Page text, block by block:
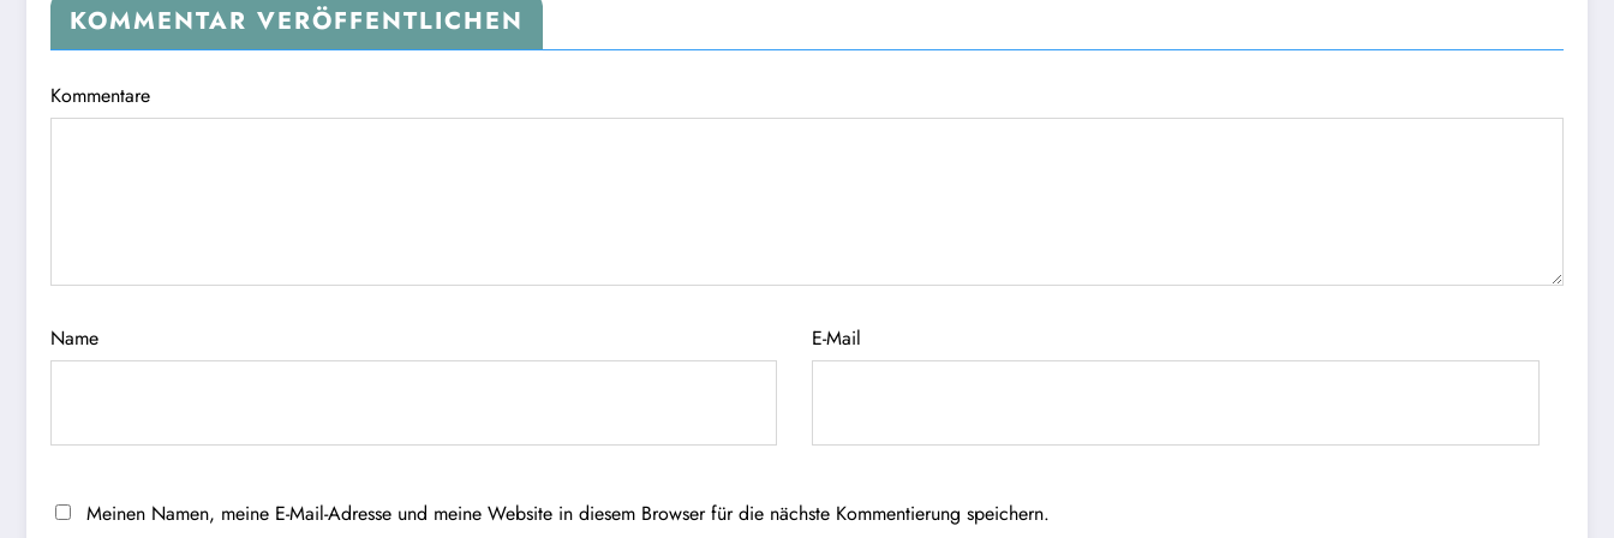
KOMMENTAR VERÖFFENTLICHEN
Kommentare
Name E-Mail
Meinen Namen, meine E-Mail-Adresse und meine Website in diesem Browser für die nächste Kommentierung speichern.